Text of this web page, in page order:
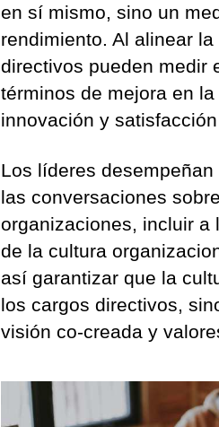
en sí mismo, sino un
rendimiento. Al alinear
directivos pueden medir
términos de mejora en
innovación y satisfacción
Los líderes
las conversaciones
organizaciones, incluir a
de la cultura
así garantizar que la
los cargos directivos,
visión co-creada y